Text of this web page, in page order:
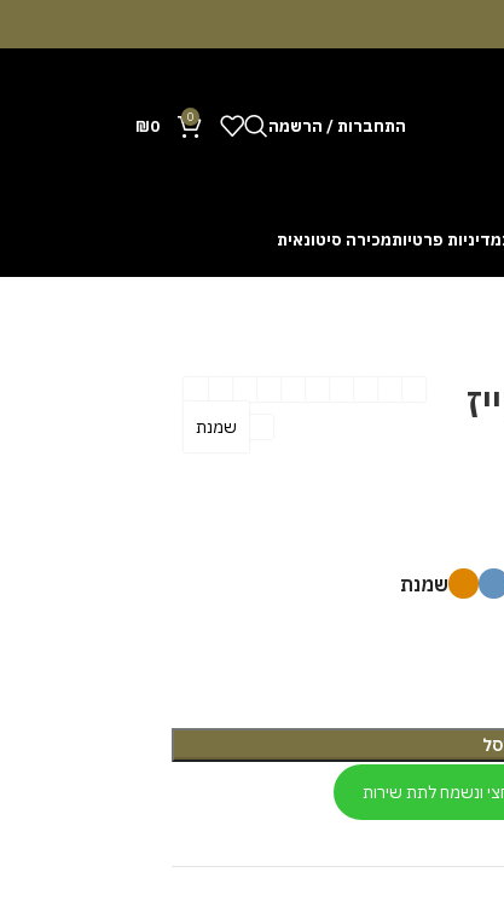
התחברות / הרשמה 0
₪0
מדיניות פרטיותמכירה סיטונאית
cash out before a rising multiplier
with the interface. Some enthusiasts share
שמנת
שמנת
ונשמח לתת שירות